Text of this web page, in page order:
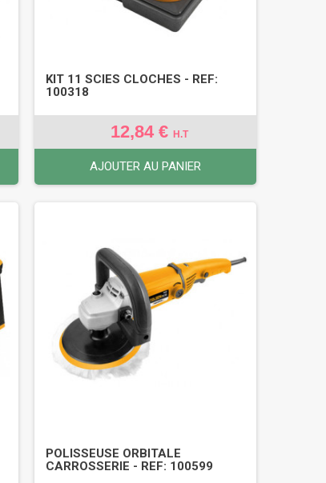
KIT 11 SCIES CLOCHES - REF:
100318
12,84 €H.T
AJOUTER AU PANIER
POLISSEUSE ORBITALE
CARROSSERIE - REF: 100599